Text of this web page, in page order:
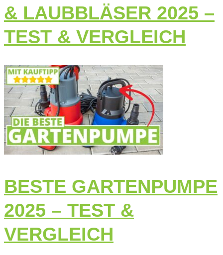
& LAUBBLÄSER 2025 –
TEST & VERGLEICH
BESTE GARTENPUMPE
2025 – TEST &
VERGLEICH